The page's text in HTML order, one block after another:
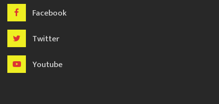
Facebook
Twitter
Youtube